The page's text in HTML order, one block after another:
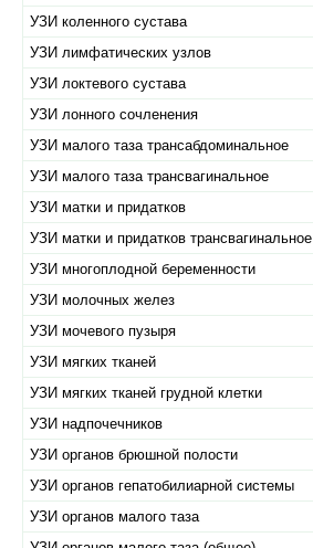
УЗИ коленного сустава
УЗИ лимфатических узлов
УЗИ локтевого сустава
УЗИ лонного сочленения
УЗИ малого таза трансабдоминальное
УЗИ малого таза трансвагинальное
УЗИ матки и придатков
УЗИ матки и придатков трансвагинальное
УЗИ многоплодной беременности
УЗИ молочных желез
УЗИ мочевого пузыря
УЗИ мягких тканей
УЗИ мягких тканей грудной клетки
УЗИ надпочечников
УЗИ органов брюшной полости
УЗИ органов гепатобилиарной системы
УЗИ органов малого таза